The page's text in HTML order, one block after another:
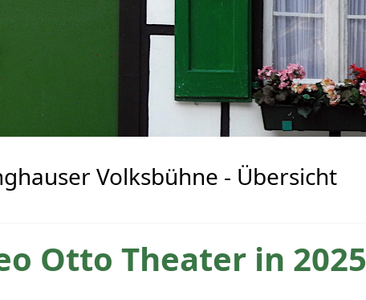
Volksbühne - Übersicht
Otto Theater in 2025